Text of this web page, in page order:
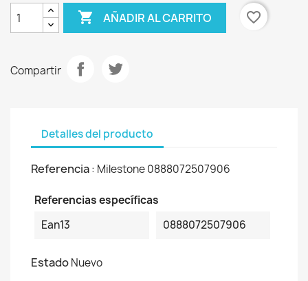
 AÑADIR AL CARRITO favorite_border
Compartir
Detalles del producto
Referencia: Milestone 0888072507906
Referencias específicas
Ean13
0888072507906
EstadoNuevo